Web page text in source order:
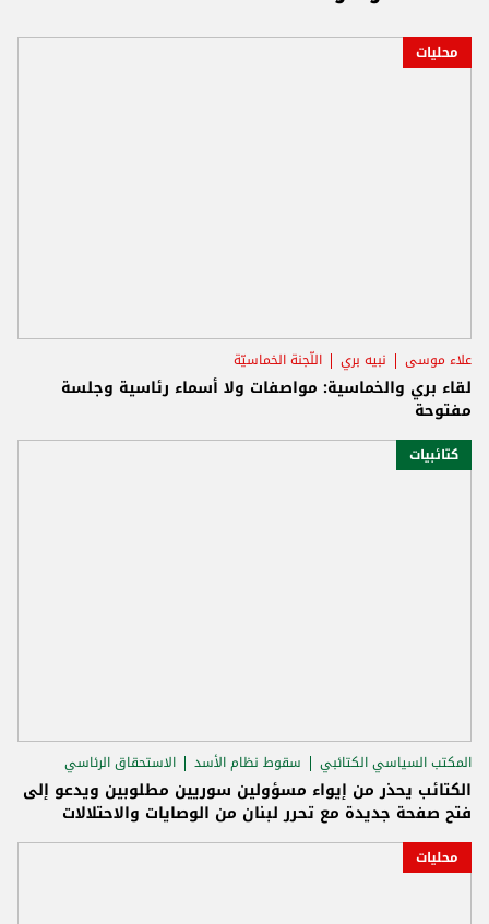
محليات
علاء موسى نبيه بري اللّجنة الخماسيّة
لقاء بري والخماسية: مواصفات ولا أسماء رئاسية وجلسة
مفتوحة
كتائبيات
المكتب السياسي الكتائبي سقوط نظام الأسد الاستحقاق الرئاسي
الكتائب يحذر من إيواء مسؤولين سوريين مطلوبين ويدعو إلى
فتح صفحة جديدة مع تحرر لبنان من الوصايات والاحتلالات
محليات